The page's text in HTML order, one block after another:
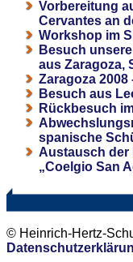
Vorbereitung
Cervantes an
Workshop im
Besuch
aus Zaragoza,
Zaragoza
Besuch aus
Rückbesuch
spanische
Austausch der
„Coelgio San
© Heinrich-Hertz-